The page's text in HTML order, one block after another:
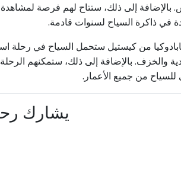
بالإضافة إلى ذلك، ستتاح لهم فرصة
في ذاكرة السياح لسنوات قادمة.
من كيستيل ستحمل السياح في رحلة
والخزف. بالإضافة إلى ذلك، ستمكنهم
للسياح من جميع الأعمار.
يشارك